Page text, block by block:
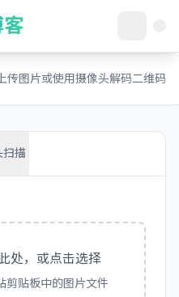
传图片或使用摄像头解码二维码
扫描
处，或点击选择
剪贴板中的图片文件